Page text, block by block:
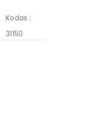
Kodas :
31150